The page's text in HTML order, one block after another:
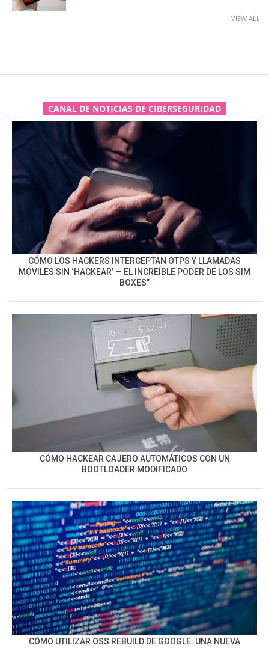
VIEW ALL
CANAL DE NOTICIAS DE CIBERSEGURIDAD
CÓMO LOS HACKERS INTERCEPTAN OTPS Y LLAMADAS
MÓVILES SIN ‘HACKEAR’ — EL INCREÍBLE PODER DE LOS SIM
BOXES”
CÓMO HACKEAR CAJERO AUTOMÁTICOS CON UN
BOOTLOADER MODIFICADO
CÓMO UTILIZAR OSS REBUILD DE GOOGLE: UNA NUEVA